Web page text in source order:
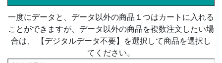
一度にデータと、データ以外の商品１つはカートに入れる
ことができますが、データ以外の商品を複数注文したい場
合は、 【デジタルデータ不要】を選択して商品を選択し
てください。